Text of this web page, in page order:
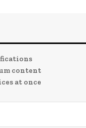
content
at once